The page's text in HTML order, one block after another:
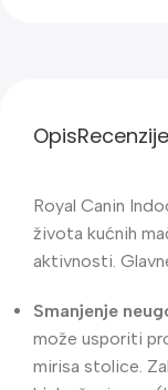
Opis
Royal Canin
života kućnih
aktivnosti.
Smanjenje
može usporiti
mirisa stolice.